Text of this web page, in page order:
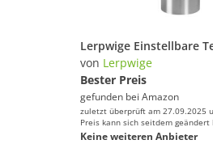
von Lerpwige
Bester Preis
gefunden bei Amazon
zuletzt überprüft am 27.09.2025
Preis kann sich seitdem geändert
Keine weiteren Anbieter